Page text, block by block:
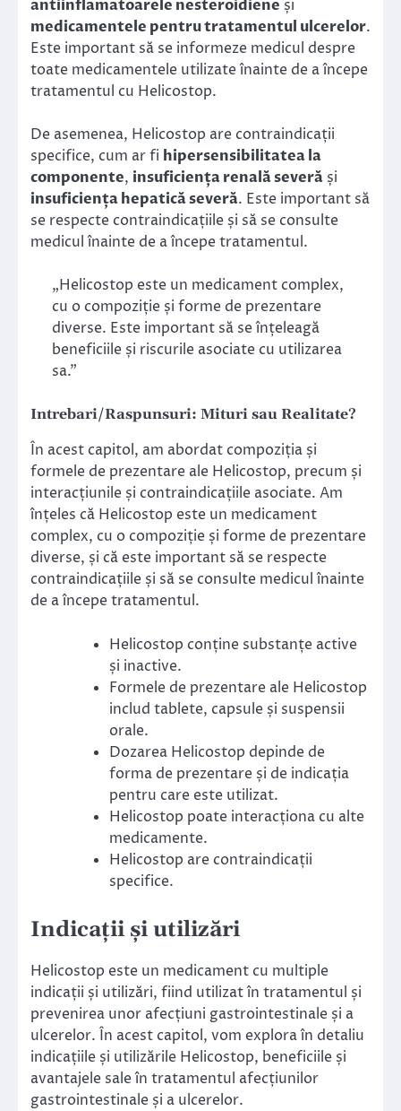
antiinflamatoarele nesteroidiene și
medicamentele pentru tratamentul ulcerelor.
Este important să se informeze medicul despre
toate medicamentele utilizate înainte de a începe
tratamentul cu Helicostop.
De asemenea, Helicostop are contraindicații
specifice, cum ar fi hipersensibilitatea la
componente, insuficiența renală severă și
insuficiența hepatică severă. Este important să
se respecte contraindicațiile și să se consulte
medicul înainte de a începe tratamentul.
„Helicostop este un medicament complex,
cu o compoziție și forme de prezentare
diverse. Este important să se înțeleagă
beneficiile și riscurile asociate cu utilizarea
sa.”
Intrebari/Raspunsuri: Mituri sau Realitate?
În acest capitol, am abordat compoziția și
formele de prezentare ale Helicostop, precum și
interacțiunile și contraindicațiile asociate. Am
înțeles că Helicostop este un medicament
complex, cu o compoziție și forme de prezentare
diverse, și că este important să se respecte
contraindicațiile și să se consulte medicul înainte
de a începe tratamentul.
Helicostop conține substanțe active
și inactive.
Formele de prezentare ale Helicostop
includ tablete, capsule și suspensii
orale.
Dozarea Helicostop depinde de
forma de prezentare și de indicația
pentru care este utilizat.
Helicostop poate interacționa cu alte
medicamente.
Helicostop are contraindicații
specifice.
Indicații și utilizări
Helicostop este un medicament cu multiple
indicații și utilizări, fiind utilizat în tratamentul și
prevenirea unor afecțiuni gastrointestinale și a
ulcerelor. În acest capitol, vom explora în detaliu
indicațiile și utilizările Helicostop, beneficiile și
avantajele sale în tratamentul afecțiunilor
gastrointestinale și a ulcerelor.